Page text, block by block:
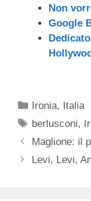
Non
Google
Categorie
Ironia, Italia
Tag
berlusconi,
Maglione: il
Levi, Levi,